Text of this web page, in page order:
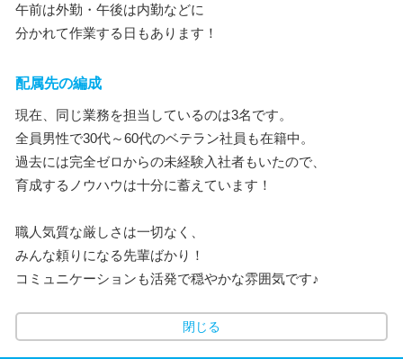
午前は外勤・午後は内勤などに
分かれて作業する日もあります！
配属先の編成
現在、同じ業務を担当しているのは3名です。
全員男性で30代～60代のベテラン社員も在籍中。
過去には完全ゼロからの未経験入社者もいたので、
育成するノウハウは十分に蓄えています！
職人気質な厳しさは一切なく、
みんな頼りになる先輩ばかり！
コミュニケーションも活発で穏やかな雰囲気です♪
閉じる